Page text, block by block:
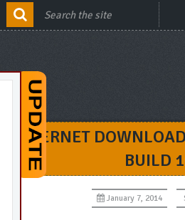
INTERNET
BUILD
January 7, 2014